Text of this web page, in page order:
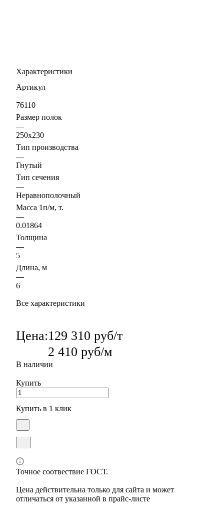
Характеристики
Артикул
—
76110
Размер полок
—
250х230
Тип производства
—
Гнутый
Тип сечения
—
Неравнополочный
Масса 1п/м, т.
—
0.01864
Толщина
—
5
Длина, м
—
6
Все характеристики
Цена:129 310 руб/т
2 410 руб/м
В наличии
Купить
Купить в 1 клик
Точное соотвествие ГОСТ.
Цена действительна только для сайта и может
отличаться от указанной в прайс-листе